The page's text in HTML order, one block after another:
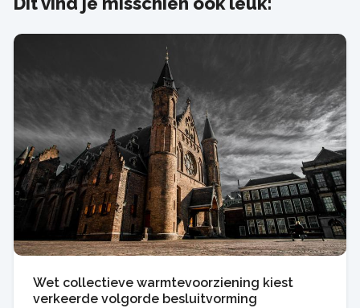
Wet collectieve warmtevoorziening kiest
verkeerde volgorde besluitvorming